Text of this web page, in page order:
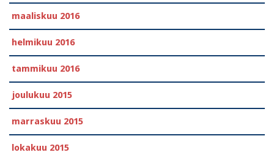
maaliskuu 2016
helmikuu 2016
tammikuu 2016
joulukuu 2015
marraskuu 2015
lokakuu 2015